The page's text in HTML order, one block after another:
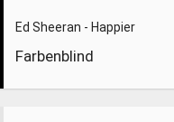
Ed Sheeran - Happier
Farbenblind